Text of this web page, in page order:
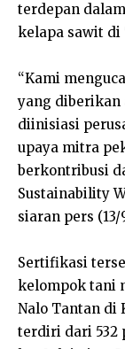
terdepan
kelapa sawit di
“Kami
yang diberikan
diinisiasi
upaya mitra
berkontribusi
Sustainability
siaran pers (13/
Sertifikasi
kelompok tani
Nalo Tantan di
terdiri dari 532